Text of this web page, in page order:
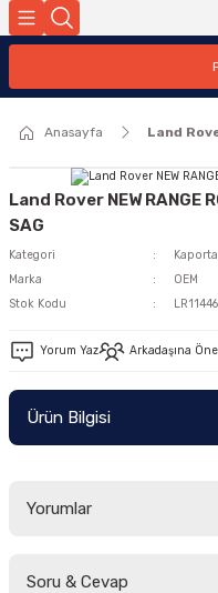
Anasayfa Land
Land Rover NEW RANGE
SAG
Kategori
Marka
OEM
Stok Kodu
Yorum Yaz Arkadaşına
Ürün Bilgisi
Yorumlar
Soru & Cevap